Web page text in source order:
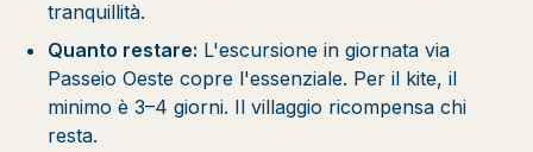
tranquillità.
Quanto restare: L'escursione in giornata via
Passeio Oeste copre l'essenziale. Per il kite, il
minimo è 3–4 giorni. Il villaggio ricompensa chi
resta.